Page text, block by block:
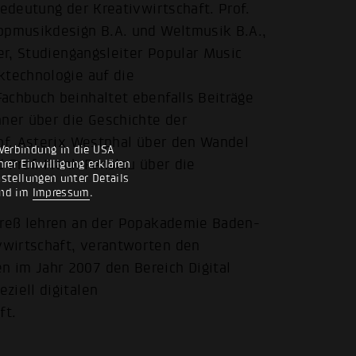
in die USA
Einwilligung erklären
unter Details
im Impressum.
der Kreativwirtschaft. Prof.
B.A. und Weltmusik B.A.,
Studiengangsleiter Popular Music
auf die
beinhaltet ebenfalls Beiträge
über die Geschichte der
Asterix Westphal über den Wandel
Frank Fenslau über die
lehren an der Popakademie Baden-
verantworten den
im Jahr 2007 den Bereich Digital
digitalen